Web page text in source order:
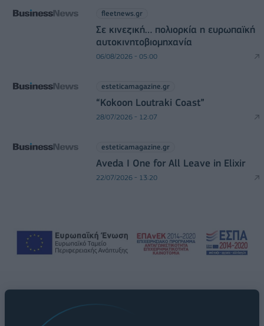
fleetnews.gr
Σε κινεζική… πολιορκία η ευρωπαϊκή
αυτοκινητοβιομηχανία
06/08/2026 - 05:00
esteticamagazine.gr
“Kokoon Loutraki Coast”
28/07/2026 - 12:07
esteticamagazine.gr
Aveda I One for All Leave in Elixir
22/07/2026 - 13:20